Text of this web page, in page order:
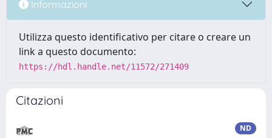
Informazioni
Utilizza questo identificativo per citare o creare un
link a questo documento:
https://hdl.handle.net/11572/271409
Citazioni
ND